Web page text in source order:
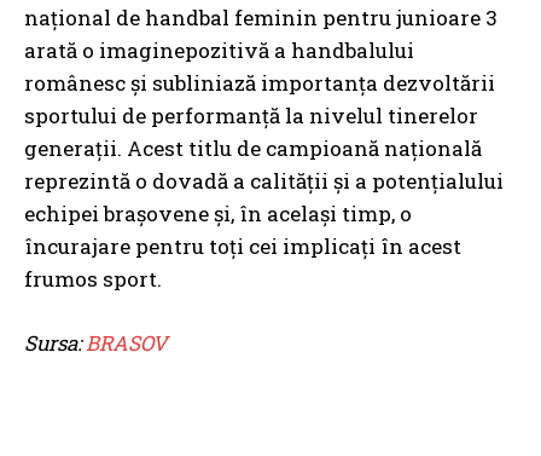
național de handbal feminin pentru junioare 3
arată o imaginepozitivă a handbalului
românesc și subliniază importanța dezvoltării
sportului de performanță la nivelul tinerelor
generații. Acest titlu de campioană națională
reprezintă o dovadă a calității și a potențialului
echipei brașovene și, în același timp, o
încurajare pentru toți cei implicați în acest
frumos sport.
Sursa:BRASOV